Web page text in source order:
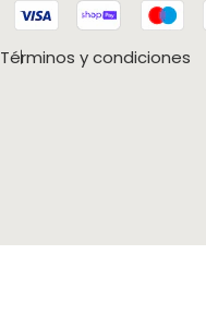
Términos y condiciones